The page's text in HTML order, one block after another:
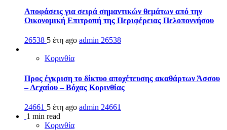
Αποφάσεις για σειρά σημαντικών θεμάτων από την
Οικονομική Επιτροπή της Περιφέρειας Πελοποννήσου
26538 5 έτη ago admin 26538
Κορινθία
Προς έγκριση το δίκτυο αποχέτευσης ακαθάρτων Άσσου
– Λεχαίου – Βόχας Κορινθίας
24661 5 έτη ago admin 24661
1 min read
Κορινθία